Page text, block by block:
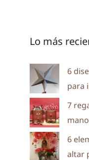
Lo más
6
para
7
6
altar